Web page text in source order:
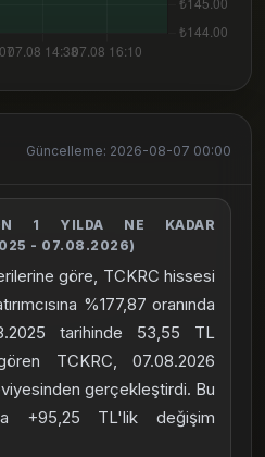
Güncelleme: 2026-08-07 00:00
1 YILDA NE KADAR
- 07.08.2026)
göre, TCKRC hissesi
%177,87 oranında
tarihinde 53,55 TL
TCKRC, 07.08.2026
gerçekleştirdi. Bu
+95,25 TL'lik değişim